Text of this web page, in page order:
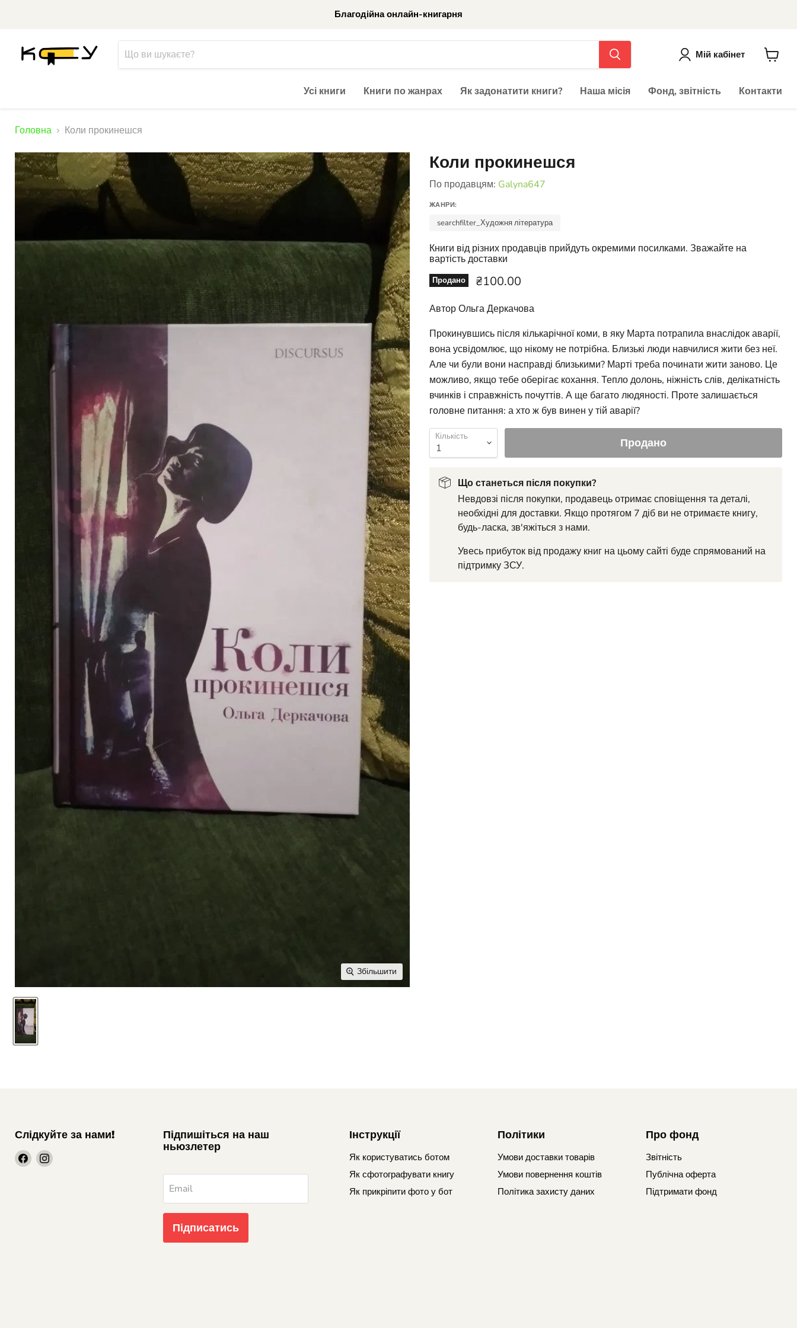
Благодійна онлайн-книгарня
Мій кабінет
Усі книги
Книги по жанрах Як задонатити книги? Наша місія Фонд, звітність Контакти
Головна Коли прокинешся
Збільшити
Коли прокинешся
По продавцям: Galyna647
ЖАНРИ:
searchfilter_Художня література
Книги від різних продавців прийдуть окремими посилками. Зважайте на
вартість доставки
Продано Ціна зараз
₴100.00
Автор Ольга Деркачова
Прокинувшись після кількарічної коми, в яку Марта потрапила внаслідок аварії,
вона усвідомлює, що нікому не потрібна. Близькі люди навчилися жити без неї.
Але чи були вони насправді близькими? Марті треба починати жити заново. Це
можливо, якщо тебе оберігає кохання. Тепло долонь, ніжність слів, делікатність
вчинків і справжність почуттів. А ще багато людяності. Проте залишається
головне питання: а хто ж був винен у тій аварії?
Кількість Продано
Що станеться після покупки?
Невдовзі після покупки, продавець отримає сповіщення та деталі,
необхідні для доставки. Якщо протягом 7 діб ви не отримаєте книгу,
будь-ласка, зв'яжіться з нами.
Увесь прибуток від продажу книг на цьому сайті буде спрямований на
підтримку ЗСУ.
Слідкуйте за нами!
шукайте
нас
шукайте
Підпишіться на наш
ньюзлетер
Email
Підписатись
Інструкції
Як користуватись ботом
Як сфотографувати книгу
Як прикріпити фото у бот
Політики
Умови доставки товарів
Умови повернення коштів
Політика захисту даних
Про фонд
Звітність
Публічна оферта
Підтримати фонд